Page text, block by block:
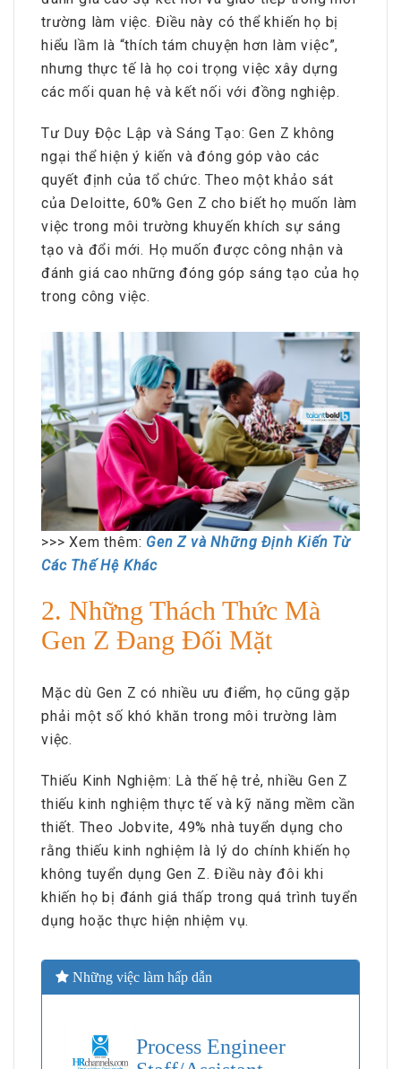
trường làm việc. Điều này có thể khiến họ bị
hiểu lầm là “thích tám chuyện hơn làm việc”,
nhưng thực tế là họ coi trọng việc xây dựng
các mối quan hệ và kết nối với đồng nghiệp.
Tư Duy Độc Lập và Sáng Tạo: Gen Z không
ngại thể hiện ý kiến và đóng góp vào các
quyết định của tổ chức. Theo một khảo sát
của Deloitte, 60% Gen Z cho biết họ muốn làm
việc trong môi trường khuyến khích sự sáng
tạo và đổi mới. Họ muốn được công nhận và
đánh giá cao những đóng góp sáng tạo của họ
trong công việc.
>>> Xem thêm: Gen Z và Những Định Kiến Từ
Các Thế Hệ Khác
2. Những Thách Thức Mà
Gen Z Đang Đối Mặt
Mặc dù Gen Z có nhiều ưu điểm, họ cũng gặp
phải một số khó khăn trong môi trường làm
việc.
Thiếu Kinh Nghiệm: Là thế hệ trẻ, nhiều Gen Z
thiếu kinh nghiệm thực tế và kỹ năng mềm cần
thiết. Theo Jobvite, 49% nhà tuyển dụng cho
rằng thiếu kinh nghiệm là lý do chính khiến họ
không tuyển dụng Gen Z. Điều này đôi khi
khiến họ bị đánh giá thấp trong quá trình tuyển
dụng hoặc thực hiện nhiệm vụ.
Những việc làm hấp dẫn
Process Engineer